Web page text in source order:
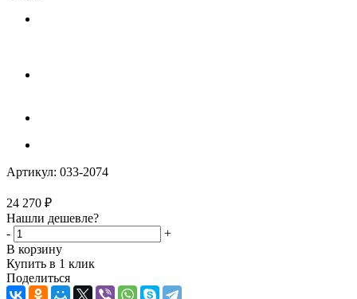
Артикул: 033-2074
24 270 ₽
Нашли дешевле?
-
+
В корзину
Купить в 1 клик
Поделиться